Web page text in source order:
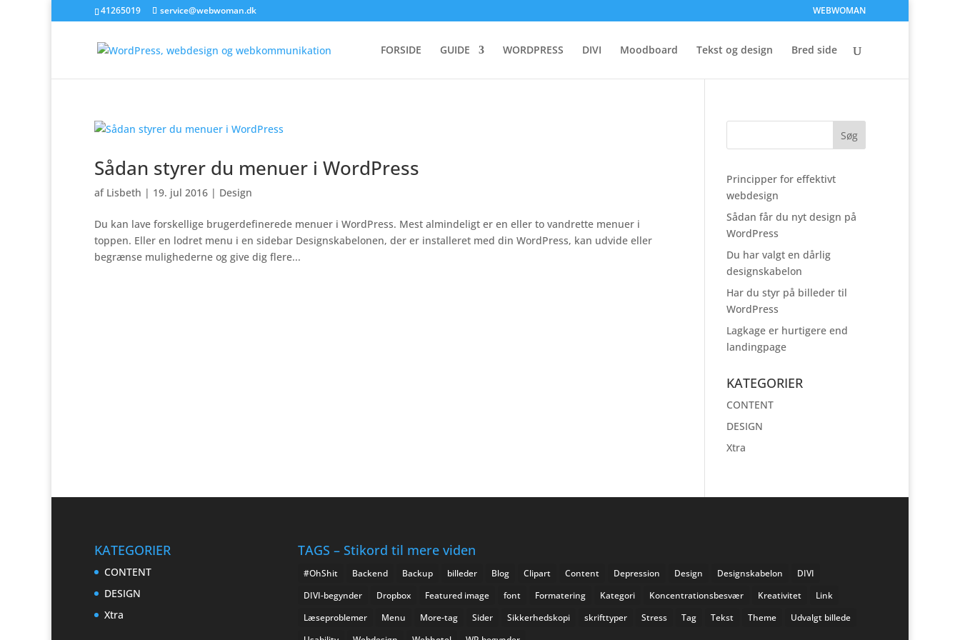
41265019 service@webwoman.dk WEBWOMAN
FORSIDE GUIDE WORDPRESS DIVI Moodboard Tekst og design Bred side
Sådan styrer du menuer i WordPress
af Lisbeth | 19. jul 2016 | Design
Du kan lave forskellige brugerdefinerede menuer i WordPress. Mest almindeligt er en eller to vandrette menuer i
toppen. Eller en lodret menu i en sidebar Designskabelonen, der er installeret med din WordPress, kan udvide eller
begrænse mulighederne og give dig flere...
Principper for effektivt
webdesign
Sådan får du nyt design på
WordPress
Du har valgt en dårlig
designskabelon
Har du styr på billeder til
WordPress
Lagkage er hurtigere end
landingpage
KATEGORIER
CONTENT
DESIGN
Xtra
KATEGORIER
CONTENT
DESIGN
Xtra
TAGS – Stikord til mere viden
#OhShit Backend Backup billeder Blog Clipart Content Depression Design Designskabelon
DIVI
DIVI-begynder
Dropbox Featured image font Formatering Kategori Koncentrationsbesvær Kreativitet
Link
Læseproblemer
Menu More-tag Sider Sikkerhedskopi skrifttyper Stress Tag Tekst Theme
Udvalgt billede